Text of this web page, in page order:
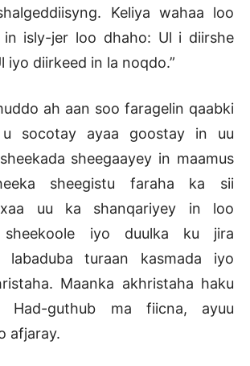
Keliya wahaa loo
in isly-jer loo dhaho: Ul i diirshe
iyo diirkeed in la noqdo.”
ah aan soo faragelin qaabki
u socotay ayaa goostay in uu
sheegaayey in maamus
sheegistu faraha ka sii
uu ka shanqariyey in loo
iyo duulka ku jira
labaduba turaan kasmada iyo
Maanka akhristaha haku
Had-guthub ma fiicna, ayuu
afjaray.